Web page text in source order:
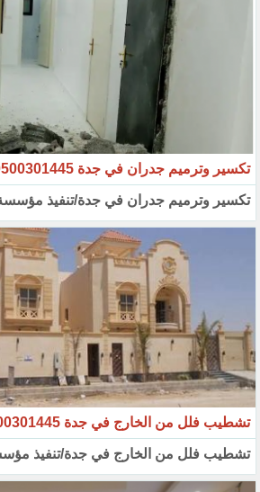
تكسير وترميم جدران في جدة 0500301445
تكسير وترميم جدران في جدة/تنفيذ
تشطيب فلل من الخارج في جدة 0500301445
تشطيب فلل من الخارج في جدة/تنفيذ